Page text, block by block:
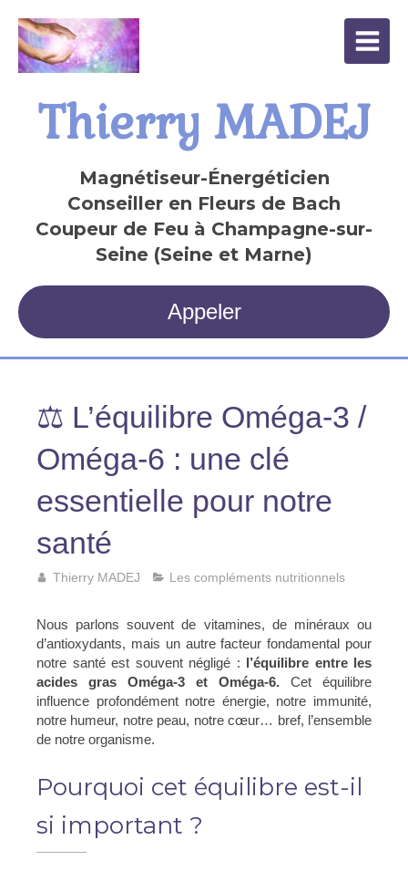
Thierry MADEJ
Magnétiseur-Énergéticien
Conseiller en Fleurs de Bach
Coupeur de Feu à Champagne-sur-
Seine (Seine et Marne)
Appeler
⚖️ L’équilibre Oméga-3 /
Oméga-6 : une clé
essentielle pour notre
santé
Thierry MADEJ Les compléments nutritionnels
Nous parlons souvent de vitamines, de minéraux ou
d’antioxydants, mais un autre facteur fondamental pour
notre santé est souvent négligé : l’équilibre entre les
acides gras Oméga-3 et Oméga-6. Cet équilibre
influence profondément notre énergie, notre immunité,
notre humeur, notre peau, notre cœur… bref, l’ensemble
de notre organisme.
Pourquoi cet équilibre est-il
si important ?